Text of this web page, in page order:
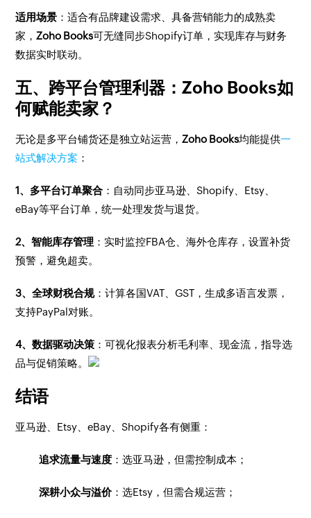
适用场景 ：适合有品牌建设需求、具备营销能力的成熟卖
家，Zoho Books可无缝同步Shopify订单，实现库存与财务
数据实时联动。
五、跨平台管理利器：Zoho Books如
何赋能卖家？
无论是多平台铺货还是独立站运营，Zoho Books均能提供一
站式解决方案 ：
1、多平台订单聚合 ：自动同步亚马逊、Shopify、Etsy、
eBay等平台订单，统一处理发货与退货。
2、智能库存管理 ：实时监控FBA仓、海外仓库存，设置补货
预警，避免超卖。
3、全球财税合规：计算各国VAT、GST，生成多语言发票，
支持PayPal对账。
4、数据驱动决策 ：可视化报表分析毛利率、现金流，指导选
品与促销策略。
结语
亚马逊、Etsy、eBay、Shopify各有侧重：
追求流量与速度 ：选亚马逊，但需控制成本；
深耕小众与溢价：选Etsy，但需合规运营；